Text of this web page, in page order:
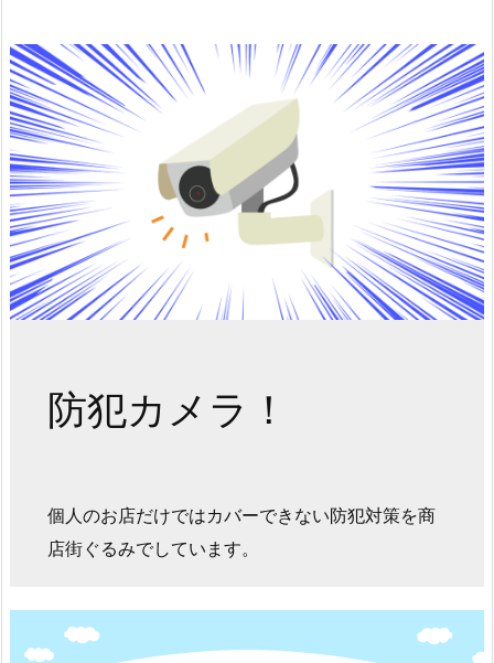
防犯カメラ！
個人のお店だけではカバーできない防犯対策を商
店街ぐるみでしています。